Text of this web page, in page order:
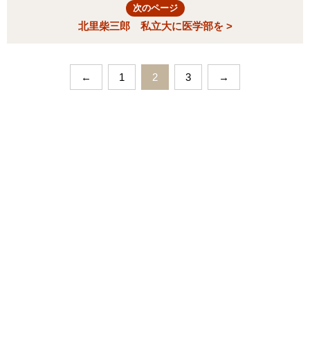
次のページ
北里柴三郎 私立大に医学部を >
← 1 2 3 →